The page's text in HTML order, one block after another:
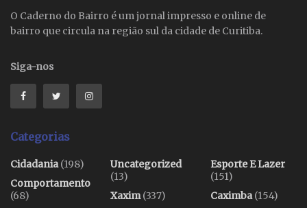
O Caderno do Bairro é um jornal impresso e online de
bairro que circula na região sul da cidade de Curitiba.
Siga-nos
Categorias
Cidadania(198)
Comportamento
(68)
Uncategorized
(13)
Xaxim(337)
Esporte E Lazer
(151)
Caximba(154)